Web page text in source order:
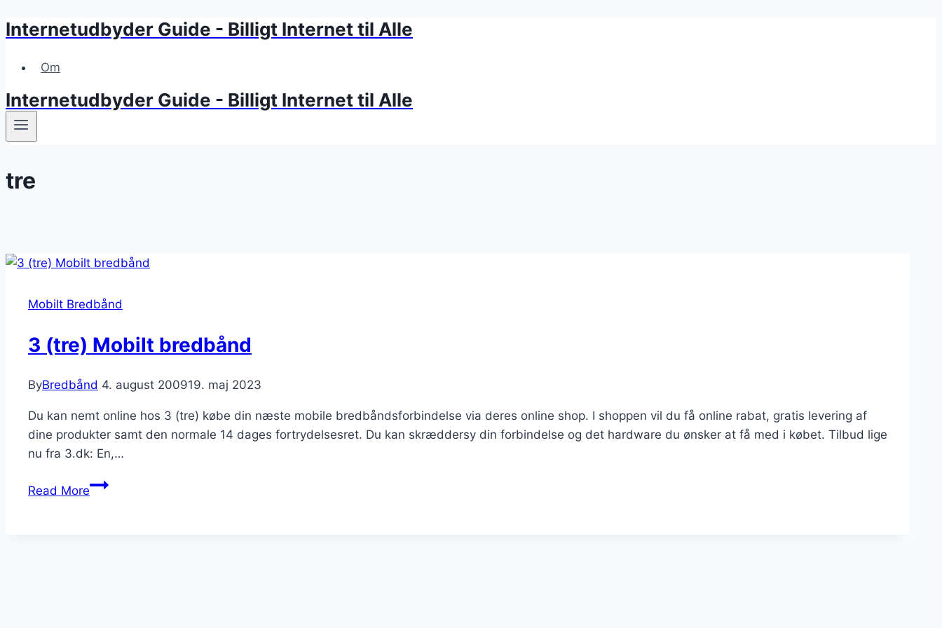
Skip
content
Internetudbyder Guide - Billigt Internet til Alle
Om
Internetudbyder Guide - Billigt Internet til Alle
tre
Mobilt Bredbånd
3 (tre) Mobilt bredbånd
ByBredbånd 4. august 200919. maj 2023
Du kan nemt online hos 3 (tre) købe din næste mobile bredbåndsforbindelse via deres online shop. I shoppen vil du få online rabat, gratis levering af
dine produkter samt den normale 14 dages fortrydelsesret. Du kan skræddersy din forbindelse og det hardware du ønsker at få med i købet. Tilbud lige
nu fra 3.dk: En,…
Read More3